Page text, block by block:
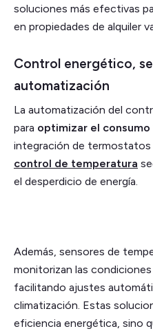
soluciones más efectivas
en propiedades de alquiler
Control energético,
automatización
La automatización del
para optimizar el
integración de
control de temperatura
el desperdicio de energía.
Además, sensores de
monitorizan las
facilitando ajustes
climatización. Estas
eficiencia energética, sino